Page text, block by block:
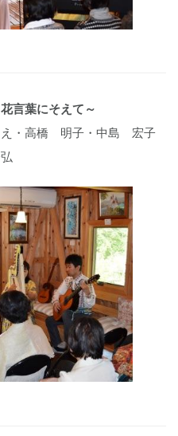
言葉にそえて～
え・高橋 明子・中島 宏子